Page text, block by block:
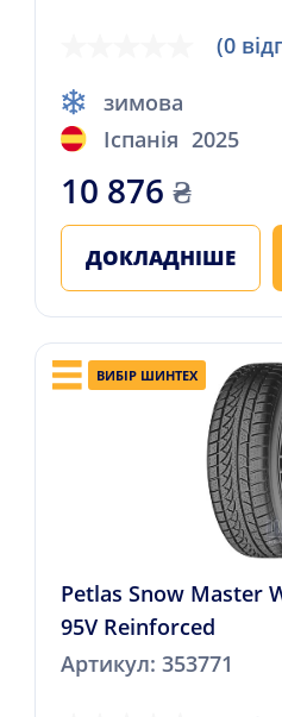
(0
зимова
Іспанія 2025
10 876 ₴
ДОКЛАДНІШЕ
ВИБІР ШИНТЕХ
Petlas Snow Master
95V Reinforced
Артикул: 353771